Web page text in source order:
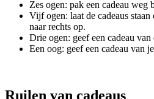
Zes ogen: pak een cadeau weg
Vijf ogen: laat de cadeaus
naar rechts op.
Drie ogen: geef een cadeau van
Een oog: geef een cadeau van
Ruilen van cadeaus